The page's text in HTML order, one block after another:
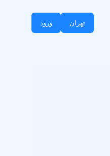
تهران ورود